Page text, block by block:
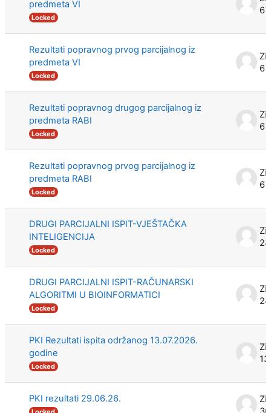
predmeta VI
Locked
6
Rezultati popravnog prvog parcijalnog iz
predmeta VI
Locked
6
Rezultati popravnog drugog parcijalnog iz
predmeta RABI
Locked
6
Rezultati popravnog prvog parcijalnog iz
predmeta RABI
Locked
6
DRUGI PARCIJALNI ISPIT-VJEŠTAČKA
INTELIGENCIJA
Locked
DRUGI PARCIJALNI ISPIT-RAČUNARSKI
ALGORITMI U BIOINFORMATICI
Locked
PKI Rezultati ispita održanog 13.07.2026.
godine
Locked
PKI rezultati 29.06.26.